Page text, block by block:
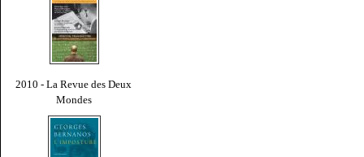
2010 - La Revue des Deux
Mondes